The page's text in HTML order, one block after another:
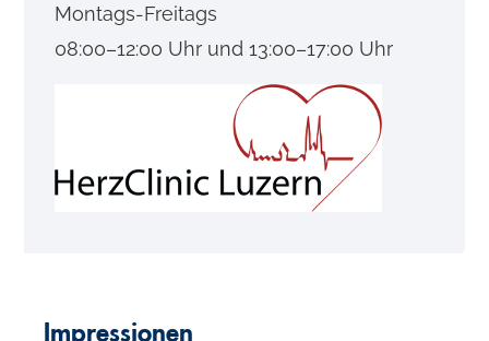
Montags-Freitags
08:00–12:00 Uhr und 13:00–17:00 Uhr
Impressionen